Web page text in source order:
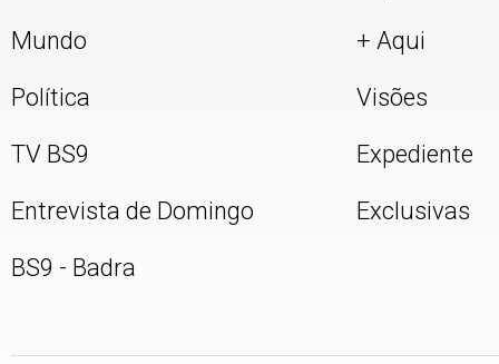
Mundo
Política
TV BS9
Entrevista de Domingo
BS9 - Badra
+ Aqui
Visões
Expediente
Exclusivas